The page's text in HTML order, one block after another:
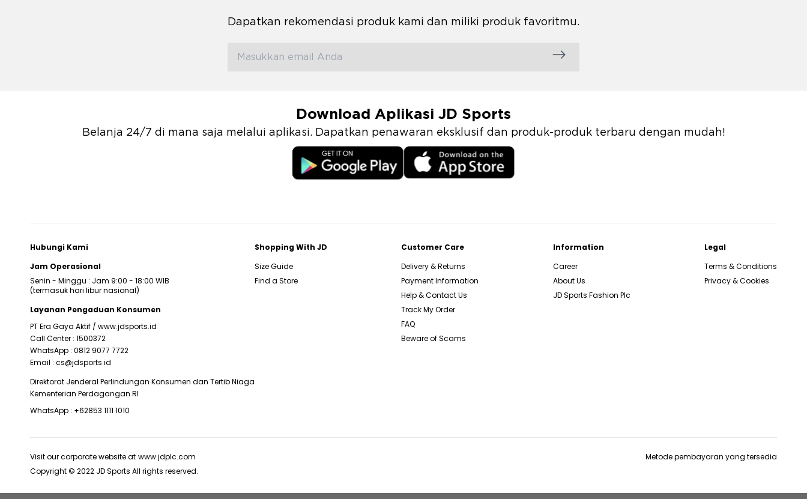
Dapatkan rekomendasi produk kami dan miliki produk favoritmu.
Download Aplikasi JD Sports
Belanja 24/7 di mana saja melalui aplikasi. Dapatkan penawaran eksklusif dan produk-produk terbaru dengan mudah!
Hubungi Kami
Jam Operasional
Senin - Minggu : Jam 9:00 - 18:00 WIB
(termasuk hari libur nasional)
Layanan Pengaduan Konsumen
PT Era Gaya Aktif / www.jdsports.id
Call Center : 1500372
WhatsApp : 0812 9077 7722
Email : cs@jdsports.id
Direktorat Jenderal Perlindungan Konsumen dan Tertib Niaga
Kementerian Perdagangan RI
WhatsApp : +62853 1111 1010
Shopping With JD
Size Guide
Find a Store
Customer Care
Delivery & Returns
Payment Information
Help & Contact Us
Track My Order
FAQ
Beware of Scams
Information
Career
About Us
JD Sports Fashion Plc
Legal
Terms & Conditions
Privacy & Cookies
Visit our corporate website at www.jdplc.com
Copyright © 2022 JD Sports All rights reserved.
Metode pembayaran yang tersedia